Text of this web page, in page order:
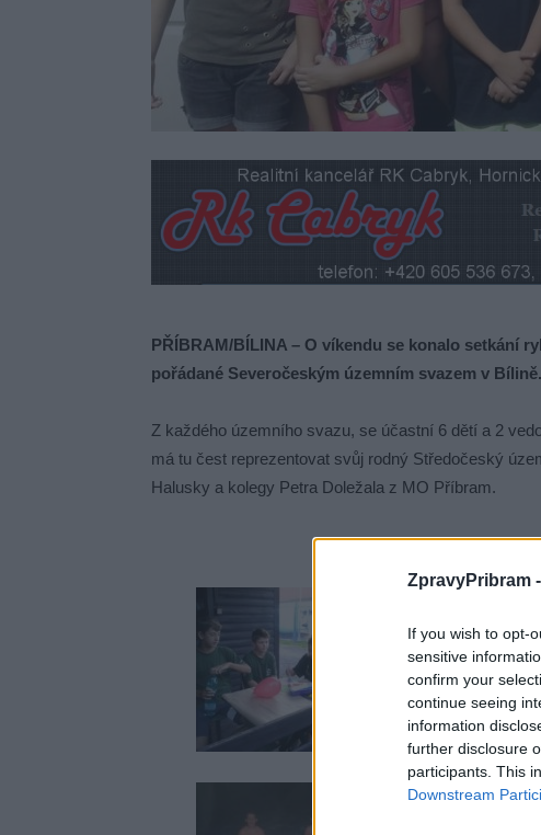
ZpravyPribram -
If you wish to opt-
sensitive
confirm your
continue seeing
information
further disclosure
participants. This
Downstream
PŘÍBRAM/BÍLINA – O víkendu se konalo setkání
pořádané Severočeským územním svazem v Bílině.
Z každého územního svazu, se účastní 6 dětí a 2
má tu čest reprezentovat svůj rodný Středočeský
Halusky a kolegy Petra Doležala z MO Příbram.